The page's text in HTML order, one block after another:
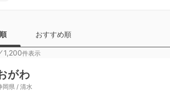
おすすめ順
1,200件表示
がわ
岡県 / 清水